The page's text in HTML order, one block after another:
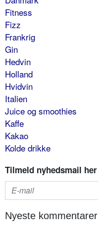
Fitness
Fizz
Frankrig
Gin
Hedvin
Holland
Hvidvin
Italien
Juice og smoothies
Kaffe
Kakao
Kolde drikke
Tilmeld nyhedsmail her
Nyeste kommentarer